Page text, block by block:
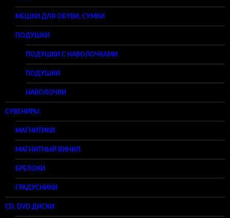
МЕШКИ ДЛЯ ОБУВИ, СУМКИ
ПОДУШКИ
ПОДУШКИ С НАВОЛОЧКАМИ
ПОДУШКИ
НАВОЛОЧКИ
СУВЕНИРЫ
МАГНИТИКИ
МАГНИТНЫЙ ВИНИЛ
БРЕЛОКИ
ГРАДУСНИКИ
CD, DVD ДИСКИ